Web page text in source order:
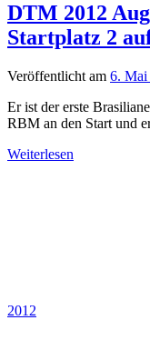
DTM 2012
Startplatz 2
Veröffentlicht am 6. Mai
Er ist der erste
RBM an den Start und
Weiterlesen
2012